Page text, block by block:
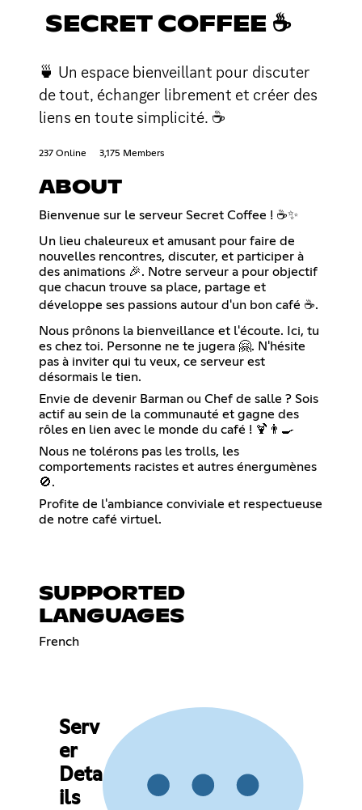
SECRET COFFEE ☕
🍵 Un espace bienveillant pour discuter
de tout, échanger librement et créer des
liens en toute simplicité. ☕
237 Online 3,175 Members
ABOUT
Bienvenue sur le serveur Secret Coffee ! ☕✨
Un lieu chaleureux et amusant pour faire de
nouvelles rencontres, discuter, et participer à
des animations 🎉. Notre serveur a pour objectif
que chacun trouve sa place, partage et
développe ses passions autour d'un bon café ☕️.
Nous prônons la bienveillance et l'écoute. Ici, tu
es chez toi. Personne ne te jugera 🤗. N'hésite
pas à inviter qui tu veux, ce serveur est
désormais le tien.
Envie de devenir Barman ou Chef de salle ? Sois
actif au sein de la communauté et gagne des
rôles en lien avec le monde du café ! 🍹👨‍🍳
Nous ne tolérons pas les trolls, les
comportements racistes et autres énergumènes
🚫.
Profite de l'ambiance conviviale et respectueuse
de notre café virtuel.
SUPPORTED
LANGUAGES
French
Serv
er
Deta
ils